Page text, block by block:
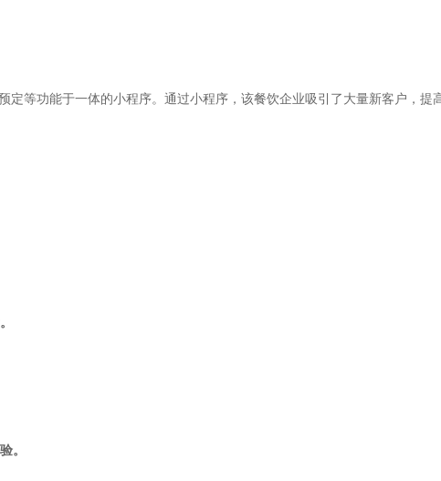
定等功能于一体的小程序。通过小程序，该餐饮企业吸引了大量新客户，提
。